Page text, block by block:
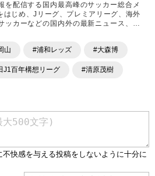
を配信する国内最高峰のサッカー総合メ
はじめ、Jリーグ、プレミアリーグ、海外
ッカーなどの国内外の最新ニュース、コ
」「YouTube」「TikTok」など、
山 #浦和レッズ #大森博
J1百年構想リーグ #清原茂樹